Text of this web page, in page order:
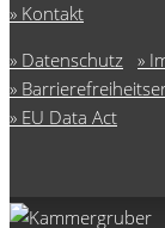
Kontakt
Datenschutz
EU Data Act